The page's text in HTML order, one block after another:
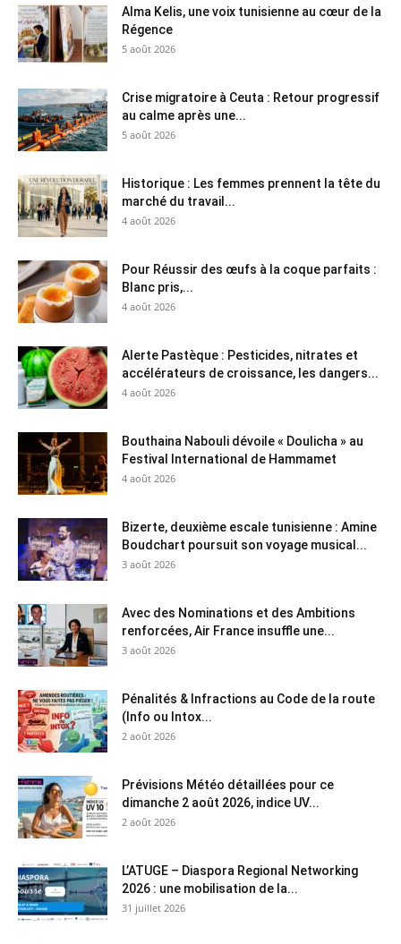
Alma Kelis, une voix tunisienne au cœur de la
Régence
5 août 2026
Crise migratoire à Ceuta : Retour progressif
au calme après une...
5 août 2026
Historique : Les femmes prennent la tête du
marché du travail...
4 août 2026
Pour Réussir des œufs à la coque parfaits :
Blanc pris,...
4 août 2026
Alerte Pastèque : Pesticides, nitrates et
accélérateurs de croissance, les dangers...
4 août 2026
Bouthaina Nabouli dévoile « Doulicha » au
Festival International de Hammamet
4 août 2026
Bizerte, deuxième escale tunisienne : Amine
Boudchart poursuit son voyage musical...
3 août 2026
Avec des Nominations et des Ambitions
renforcées, Air France insuffle une...
3 août 2026
Pénalités & Infractions au Code de la route
(Info ou Intox...
2 août 2026
Prévisions Météo détaillées pour ce
dimanche 2 août 2026, indice UV...
2 août 2026
L’ATUGE – Diaspora Regional Networking
2026 : une mobilisation de la...
31 juillet 2026